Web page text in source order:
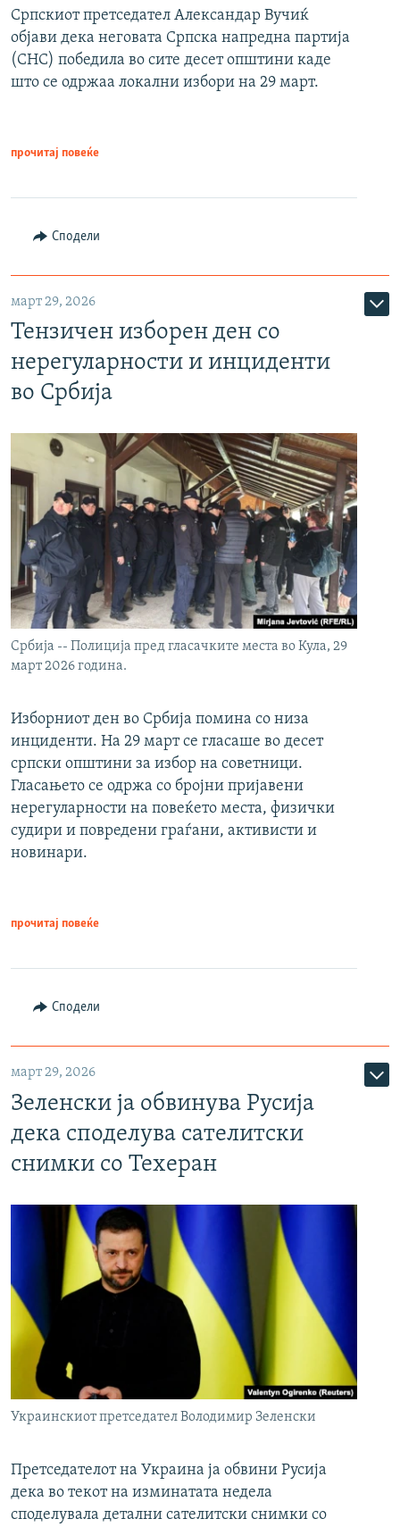
Српскиот претседател Александар Вучиќ
објави дека неговата Српска напредна партија
(СНС) победила во сите десет општини каде
што се одржаа локални избори на 29 март.
прочитај повеќе
Сподели
март 29, 2026
Тензичен изборен ден со
нерегуларности и инциденти
во Србија
Србија -- Полиција пред гласачките места во Кула, 29
март 2026 година.
Изборниот ден во Србија помина со низа
инциденти. На 29 март се гласаше во десет
српски општини за избор на советници.
Гласањето се одржа со бројни пријавени
нерегуларности на повеќето места, физички
судири и повредени граѓани, активисти и
новинари.
прочитај повеќе
Сподели
март 29, 2026
Зеленски ја обвинува Русија
дека споделува сателитски
снимки со Техеран
Украинскиот претседател Володимир Зеленски
Претседателот на Украина ја обвини Русија
дека во текот на изминатата недела
споделувала детални сателитски снимки со